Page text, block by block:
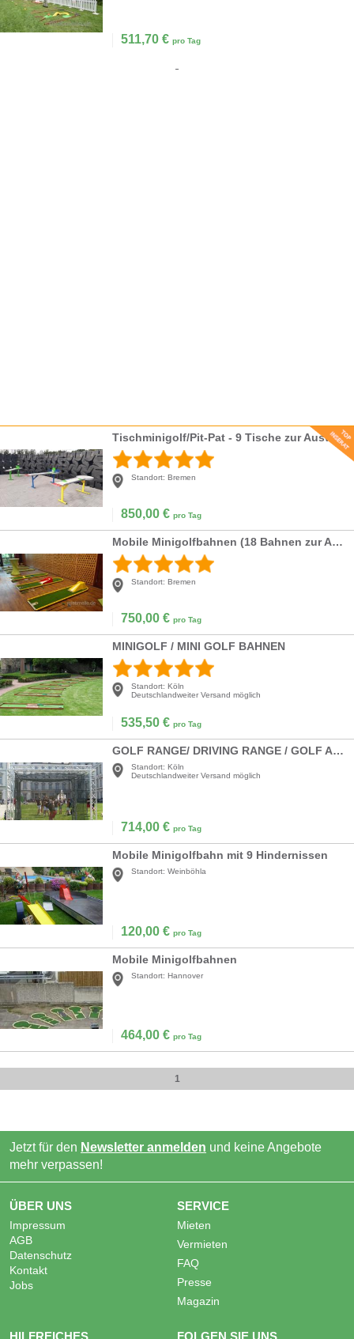
511,70 € pro Tag
Tischminigolf/Pit-Pat - 9 Tische zur Auswahl
Standort: Bremen
850,00 € pro Tag
Mobile Minigolfbahnen (18 Bahnen zur Auswahl)
Standort: Bremen
750,00 € pro Tag
MINIGOLF / MINI GOLF BAHNEN
Standort: Köln
Deutschlandweiter Versand möglich
535,50 € pro Tag
GOLF RANGE/ DRIVING RANGE / GOLF ABSCHLAG-MESSUNG
Standort: Köln
Deutschlandweiter Versand möglich
714,00 € pro Tag
Mobile Minigolfbahn mit 9 Hindernissen
Standort: Weinböhla
120,00 € pro Tag
Mobile Minigolfbahnen
Standort: Hannover
464,00 € pro Tag
1
Jetzt für den Newsletter anmelden und keine Angebote
mehr verpassen!
ÜBER UNS
Impressum
AGB
Datenschutz
Kontakt
Jobs
SERVICE
Mieten
Vermieten
FAQ
Presse
Magazin